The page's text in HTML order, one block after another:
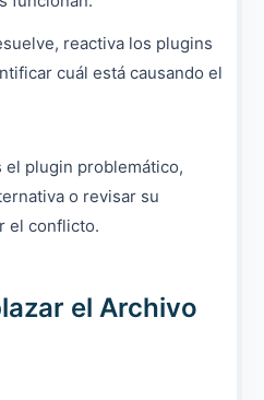
reactiva los plugins
cuál está causando el
el plugin problemático,
o revisar su
el conflicto.
el Archivo